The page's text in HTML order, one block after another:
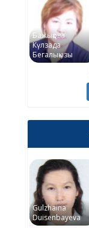
Бажықова
Күлзада
Бегалықызы
Gulzhaina
Duisenbayeva